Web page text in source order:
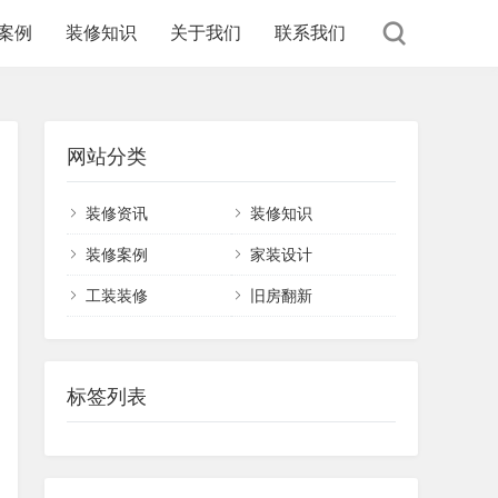
例 装修知识 关于我们 联系我们
网站分类
装修资讯 装修知识
装修案例 家装设计
工装装修 旧房翻新
标签列表